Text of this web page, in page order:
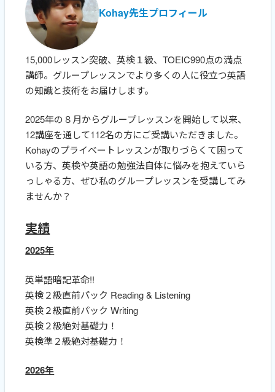
Kohay先生プロフィール
15,000レッスン突破、英検１級、TOEIC990点の満点
講師。グループレッスンでより多くの人に役立つ英語
の知識と技術をお届けします。
2025年の８月からグループレッスンを開始して以来、
12講座を通して112名の方にご受講いただきました。
Kohayのプライベートレッスンが取りづらくて困って
いる方、英検や英語の勉強法自体に悩みを抱えていら
っしゃる方、ぜひ私のグループレッスンを受講してみ
ませんか？
実績
2025年
英単語暗記革命!!
英検２級直前パック Reading & Listening
英検２級直前パック Writing
英検２級絶対基礎力！
英検準２級絶対基礎力！
2026年